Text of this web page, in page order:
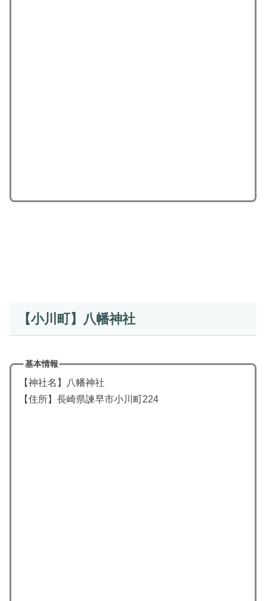
【小川町】八幡神社
基本情報
【神社名】八幡神社
【住所】長崎県諫早市小川町224